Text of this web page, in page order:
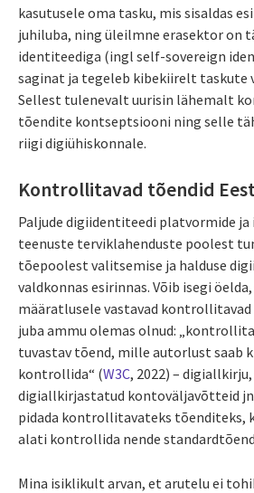
kasutusele oma tasku, mis sisaldas
juhiluba, ning üleilmne erasektor on
identiteediga (ingl self-sovereign
saginat ja tegeleb kibekiirelt taskute
Sellest tulenevalt uurisin lähemalt
tõendite kontseptsiooni ning selle
riigi digiühiskonnale.
Kontrollitavad tõendid
Paljude digiidentiteedi platvormide
teenuste terviklahenduste poolest
tõepoolest valitsemise ja halduse
valdkonnas esirinnas. Võib isegi
määratlusele vastavad kontrollitavad
juba ammu olemas olnud:
tuvastav tõend, mille autorlust saab
kontrollida“ (W3C, 2022) –
digiallkirjastatud kontoväljavõtteid
pidada kontrollitavateks tõenditeks,
alati kontrollida nende
Mina isiklikult arvan, et arutelu ei